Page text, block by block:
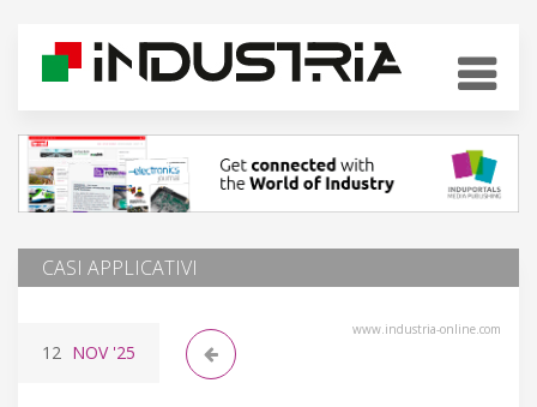
CASI APPLICATIVI
www.industria-online.com
12 NOV'25